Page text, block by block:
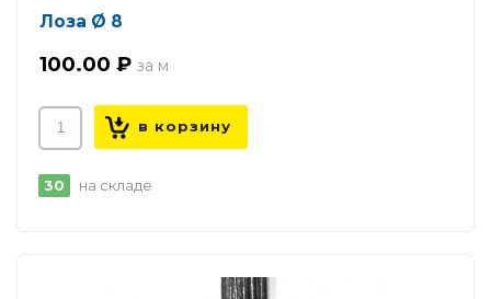
Лоза Ø 8
100.00 ₽
30 на складе